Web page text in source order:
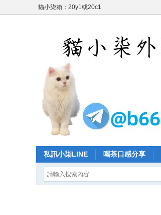
貓小柒賴：20y1或20c1
私訊小柒LINE 喝茶口感分享